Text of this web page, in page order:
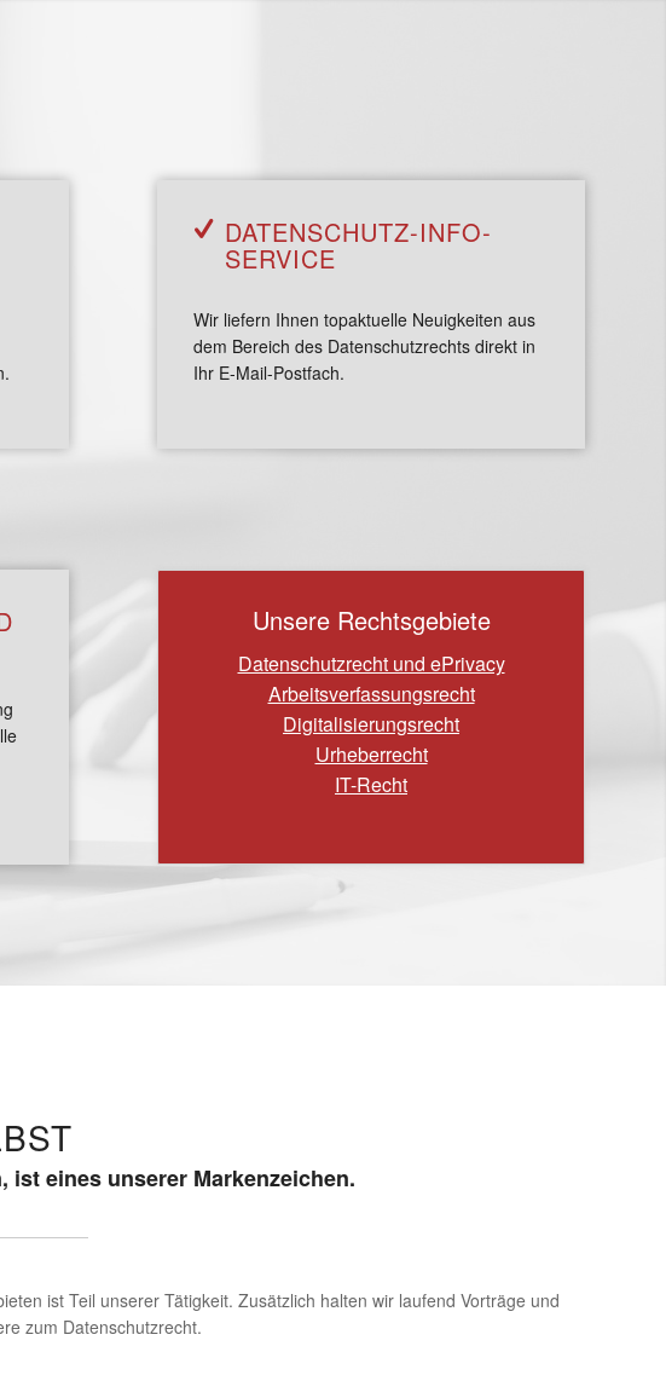
DATEN­SCHUTZ-INFO­
SERVICE
Wir liefern Ihnen topaktuelle Neuigkeiten aus
dem Bereich des Datenschutzrechts direkt in
Ihr E-Mail-Postfach.
Unsere Rechtsgebiete
Datenschutzrecht und ePrivacy
Arbeitsverfassungs­recht
Digitalisierungsrecht
Urheberrecht
IT-Recht
eines unserer Markenzeichen.
ist Teil unserer Tätigkeit. Zusätzlich halten wir laufend Vorträge und
zum Datenschutzrecht.